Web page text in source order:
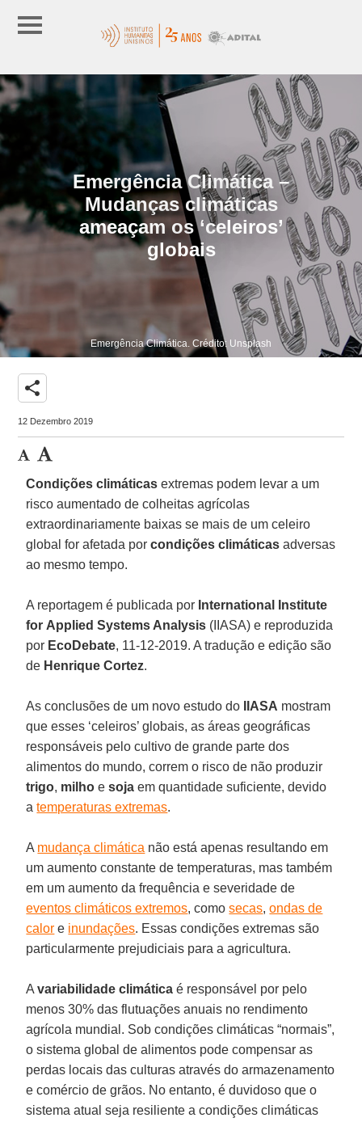
Emergência Climática –
Mudanças climáticas
ameaçam os ‘celeiros’
globais
Emergência Climática. Crédito: Unsplash
share
12 Dezembro 2019
Condições climáticas extremas podem levar a um
risco aumentado de colheitas agrícolas
extraordinariamente baixas se mais de um celeiro
global for afetada porcondições climáticas adversas
ao mesmo tempo.
A reportagem é publicada por International Institute
for Applied Systems Analysis (IIASA) e reproduzida
por EcoDebate, 11-12-2019. A tradução e edição são
de Henrique Cortez.
As conclusões de um novo estudo do IIASA mostram
que esses ‘celeiros’ globais, as áreas geográficas
responsáveis pelo cultivo de grande parte dos
alimentos do mundo, correm o risco de não produzir
trigo, milho esoja em quantidade suficiente, devido
atemperaturas extremas.
A mudança climática não está apenas resultando em
um aumento constante de temperaturas, mas também
em um aumento da frequência e severidade de
eventos climáticos extremos, comosecas,ondas de
calor e inundações. Essas condições extremas são
particularmente prejudiciais para a agricultura.
Avariabilidade climática é responsável por pelo
menos 30% das flutuações anuais no rendimento
agrícola mundial. Sob condições climáticas “normais”,
o sistema global de alimentos pode compensar as
perdas locais das culturas através do armazenamento
e comércio de grãos. No entanto, é duvidoso que o
sistema atual seja resiliente a condições climáticas